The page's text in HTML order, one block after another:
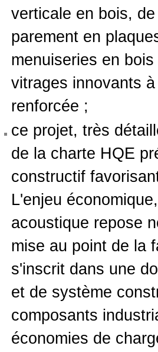
verticale en bois,
parement en
menuiseries en
vitrages innovants
renforcée ;
ce projet, très
de la charte HQE
constructif
L'enjeu
acoustique repose
mise au point de la
s'inscrit dans une
et de système
composants
économies de